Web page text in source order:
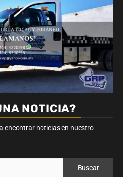
NOTICIA?
encontrar noticias en nuestro